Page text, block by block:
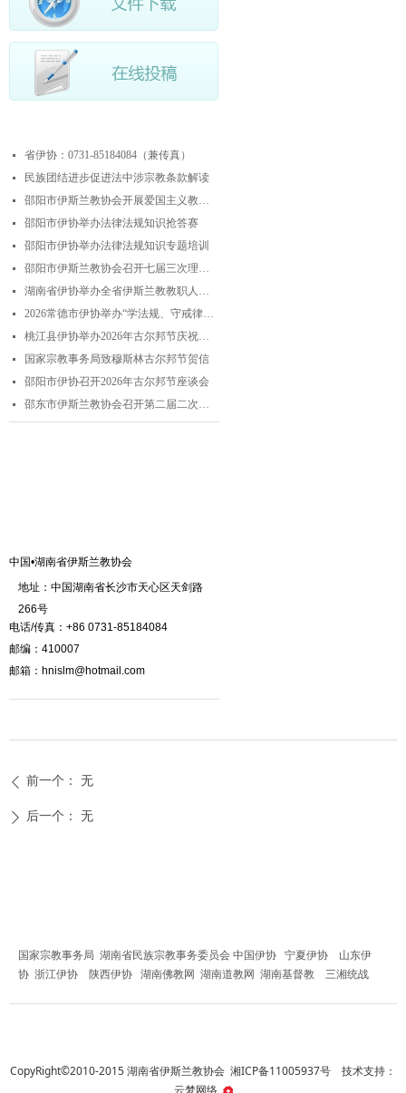
넷 省伊协：0731-85184084（兼传真）
넷 民族团结进步促进法中涉宗教条款解读
넷 邵阳市伊斯兰教协会开展爱国主义教育实践暨中华优秀传统文化研学活动
넷 邵阳市伊协举办法律法规知识抢答赛
넷 邵阳市伊协举办法律法规知识专题培训
넷 邵阳市伊斯兰教协会召开七届三次理事会
넷 湖南省伊协举办全省伊斯兰教教职人员解经培训暨“学法规、守戒律、重修为、树形象”主题演讲比赛
넷 2026常德市伊协举办“学法规、守戒律、重修为、树形象”专题阿訇培训班 暨阿訇演讲交流赛
넷 桃江县伊协举办2026年古尔邦节庆祝活动
넷 国家宗教事务局致穆斯林古尔邦节贺信
넷 邵阳市伊协召开2026年古尔邦节座谈会
넷 邵东市伊斯兰教协会召开第二届二次理事会
地址：中国湖南省长沙市天心区天剑路
266号
中国•湖南省伊斯兰教协会
电话/传真：+86 0731-85184084
邮编：410007
邮箱：hnislm@hotmail.com
ꄴ 前一个： 无
ꄲ 后一个： 无
国家宗教事务局 湖南省民族宗教事务委员会中国伊协 宁夏伊协
山东伊
协 浙江伊协 陕西伊协 湖南佛教网 湖南道教网 湖南基督教 三湘统战
CopyRight©2010-2015 湖南省伊斯兰教协会 湘ICP备11005937号 技术支持：
云梦网络